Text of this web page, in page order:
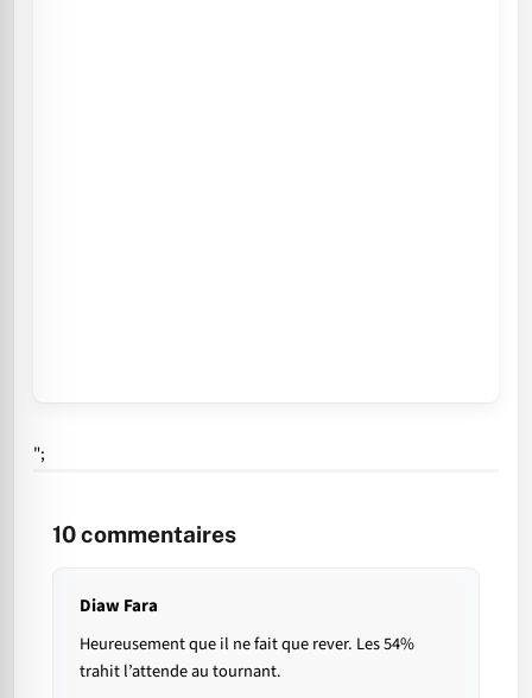
";
10commentaires
Diaw Fara
Heureusement que il ne fait que rever. Les 54%
trahit l’attende au tournant.